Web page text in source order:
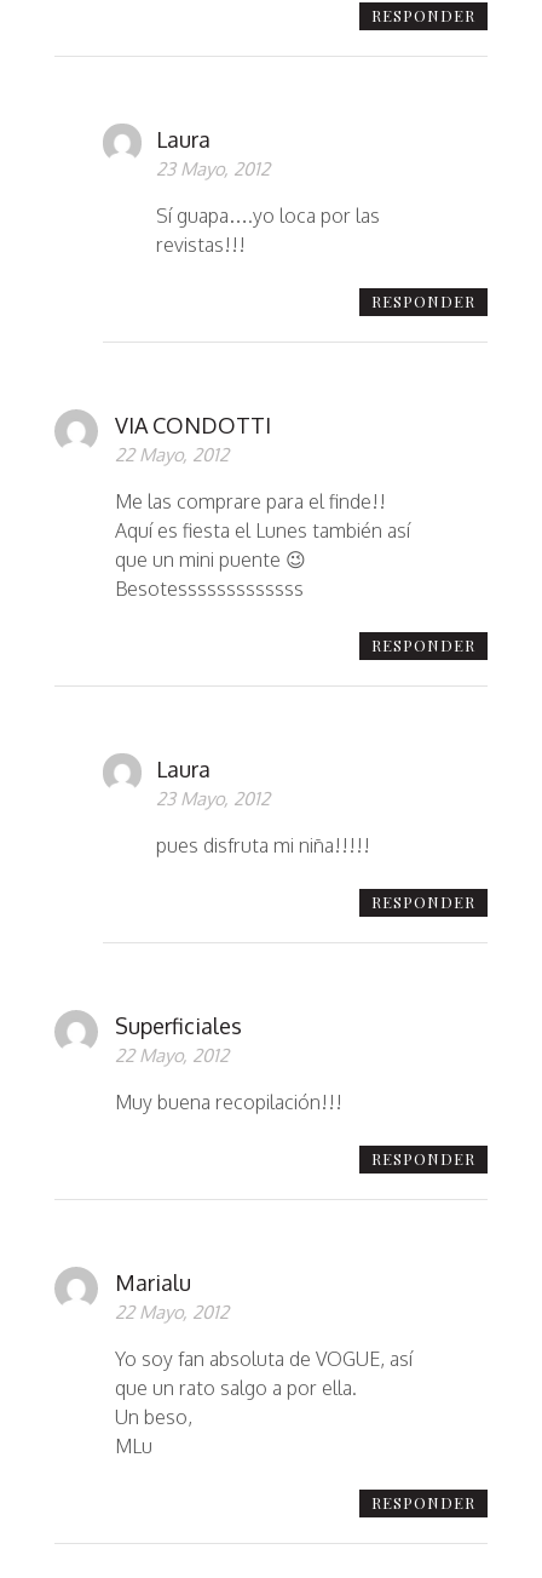
RESPONDER
Laura
23 Mayo, 2012
Sí guapa….yo loca por las
revistas!!!
RESPONDER
VIA CONDOTTI
22 Mayo, 2012
Me las comprare para el finde!!
Aquí es fiesta el Lunes también así
que un mini puente 😉
Besotesssssssssssss
RESPONDER
Laura
23 Mayo, 2012
pues disfruta mi niña!!!!!
RESPONDER
Superficiales
22 Mayo, 2012
Muy buena recopilación!!!
RESPONDER
Marialu
22 Mayo, 2012
Yo soy fan absoluta de VOGUE, así
que un rato salgo a por ella.
Un beso,
MLu
RESPONDER